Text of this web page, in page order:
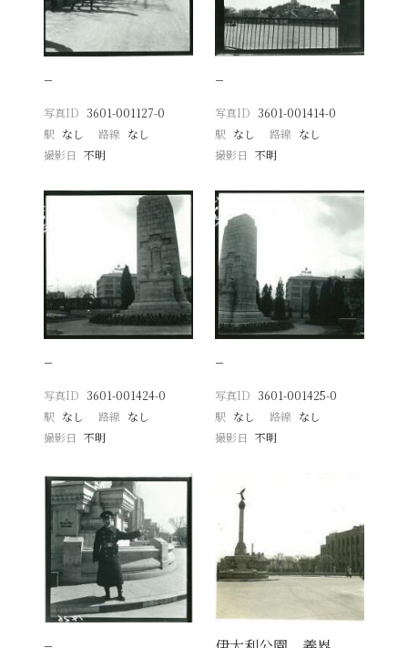
−
写真ID 3601-001127-0
駅 なし 路線 なし
撮影日
不明
−
写真ID 3601-001414-0
駅 なし 路線 なし
撮影日 不明
−
写真ID 3601-001424-0
駅 なし 路線 なし
撮影日
不明
−
写真ID 3601-001425-0
駅 なし 路線 なし
撮影日 不明